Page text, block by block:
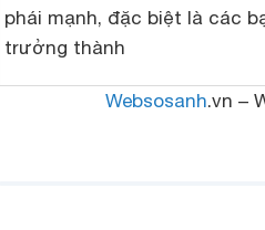
phái mạnh, đặc biệt là các
trưởng thành
Websosanh.vn –